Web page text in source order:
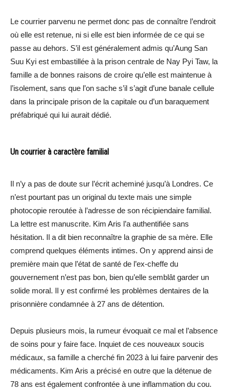
Le courrier parvenu ne permet donc pas de connaître l’endroit
où elle est retenue, ni si elle est bien informée de ce qui se
passe au dehors. S’il est généralement admis qu’Aung San
Suu Kyi est embastillée à la prison centrale de Nay Pyi Taw, la
famille a de bonnes raisons de croire qu’elle est maintenue à
l’isolement, sans que l’on sache s’il s’agit d’une banale cellule
dans la principale prison de la capitale ou d’un baraquement
préfabriqué qui lui aurait dédié.
Un courrier à caractère familial
Il n’y a pas de doute sur l’écrit acheminé jusqu’à Londres. Ce
n’est pourtant pas un original du texte mais une simple
photocopie reroutée à l’adresse de son récipiendaire familial.
La lettre est manuscrite. Kim Aris l’a authentifiée sans
hésitation. Il a dit bien reconnaître la graphie de sa mère. Elle
comprend quelques éléments intimes. On y apprend ainsi de
première main que l’état de santé de l’ex-cheffe du
gouvernement n’est pas bon, bien qu’elle semblât garder un
solide moral. Il y est confirmé les problèmes dentaires de la
prisonnière condamnée à 27 ans de détention.
Depuis plusieurs mois, la rumeur évoquait ce mal et l’absence
de soins pour y faire face. Inquiet de ces nouveaux soucis
médicaux, sa famille a cherché fin 2023 à lui faire parvenir des
médicaments. Kim Aris a précisé en outre que la détenue de
78 ans est également confrontée à une inflammation du cou.